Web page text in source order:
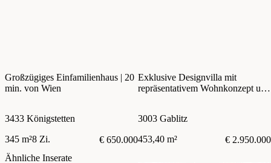
Großzügiges Einfamilienhaus | 20
min. von Wien
3433 Königstetten
345 m²8 Zi. € 650.000
Exklusive Designvilla mit
repräsentativem Wohnkonzept und
3003 Gablitz
453,40 m²
€ 2.950.000
Ähnliche Inserate